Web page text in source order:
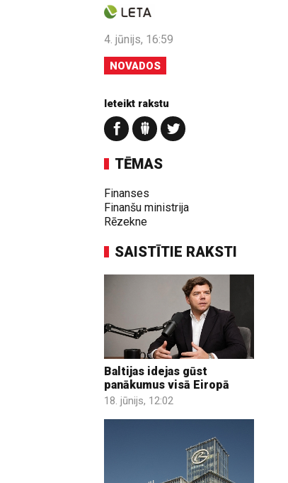
4. jūnijs, 16:59
NOVADOS
Ieteikt rakstu
TĒMAS
Finanses
Finanšu ministrija
Rēzekne
SAISTĪTIE RAKSTI
Baltijas idejas gūst
panākumus visā Eiropā
18. jūnijs, 12:02